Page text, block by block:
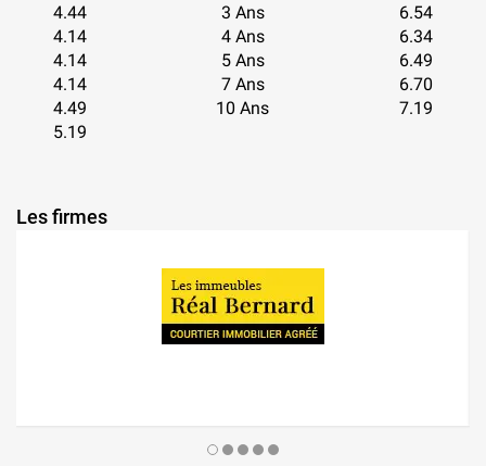
4.44
3 Ans
6.54
4.14
4 Ans
6.34
4.14
5 Ans
6.49
4.14
7 Ans
6.70
4.49
10 Ans
7.19
5.19
Les firmes